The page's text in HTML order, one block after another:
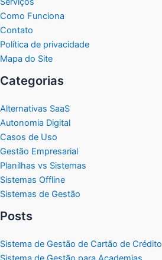
Como Funciona
Contato
Política de privacidade
Mapa do Site
Categorias
Alternativas SaaS
Autonomia Digital
Casos de Uso
Gestão Empresarial
Planilhas vs Sistemas
Sistemas Offline
Sistemas de Gestão
Posts
Sistema de Gestão de Cartão de Crédito